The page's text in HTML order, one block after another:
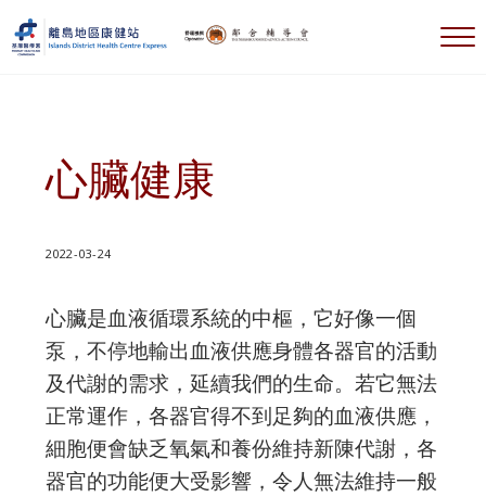
跳到主要內容
跳到標題右側導航
跳到標題導航後
跳到網站頁腳
選
心臟健康
2022-03-24
心臟是血液循環系統的中樞，它好像一個
泵，不停地輸出血液供應身體各器官的活動
及代謝的需求，延續我們的生命。若它無法
正常運作，各器官得不到足夠的血液供應，
細胞便會缺乏氧氣和養份維持新陳代謝，各
器官的功能便大受影響，令人無法維持一般